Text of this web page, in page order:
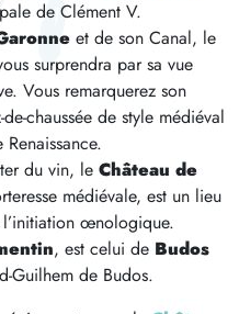
de Clément V.
et de son Canal, le
surprendra par sa vue
Vous remarquerez son
chaussée de style médiéval
du vin, le Château de
médiévale, est un lieu
œnologique.
, est celui de Budos
Guilhem de Budos.